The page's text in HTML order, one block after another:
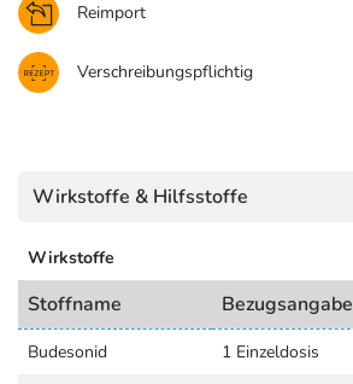
Reimport
Verschreibungspflichtig
Wirkstoffe & Hilfsstoffe
Wirkstoffe
Stoffname Bezugsangabe
Budesonid 1 Einzeldosis